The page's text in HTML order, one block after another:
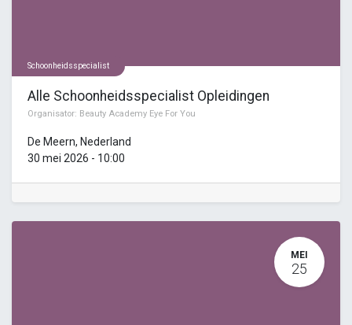
Schoonheidsspecialist
Alle Schoonheidsspecialist Opleidingen
Organisator: Beauty Academy Eye For You
De Meern, Nederland
30 mei 2026 - 10:00
MEI
25